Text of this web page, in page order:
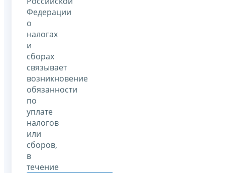
Федерации
о
налогах
и
сборах
связывает
возникновение
обязанности
по
уплате
налогов
или
сборов,
в
течение